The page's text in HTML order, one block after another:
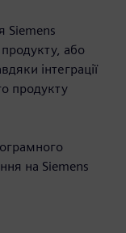
Siemens
або
інтеграції
продукту
на Siemens